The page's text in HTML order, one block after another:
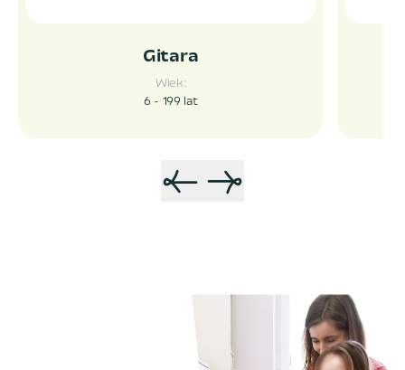
Gitara
Wiek:
6 - 199 lat